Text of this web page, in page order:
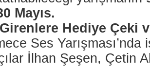
Mayıs.
Hediye Çeki
Ses
İlhan Şeşen, Çetin